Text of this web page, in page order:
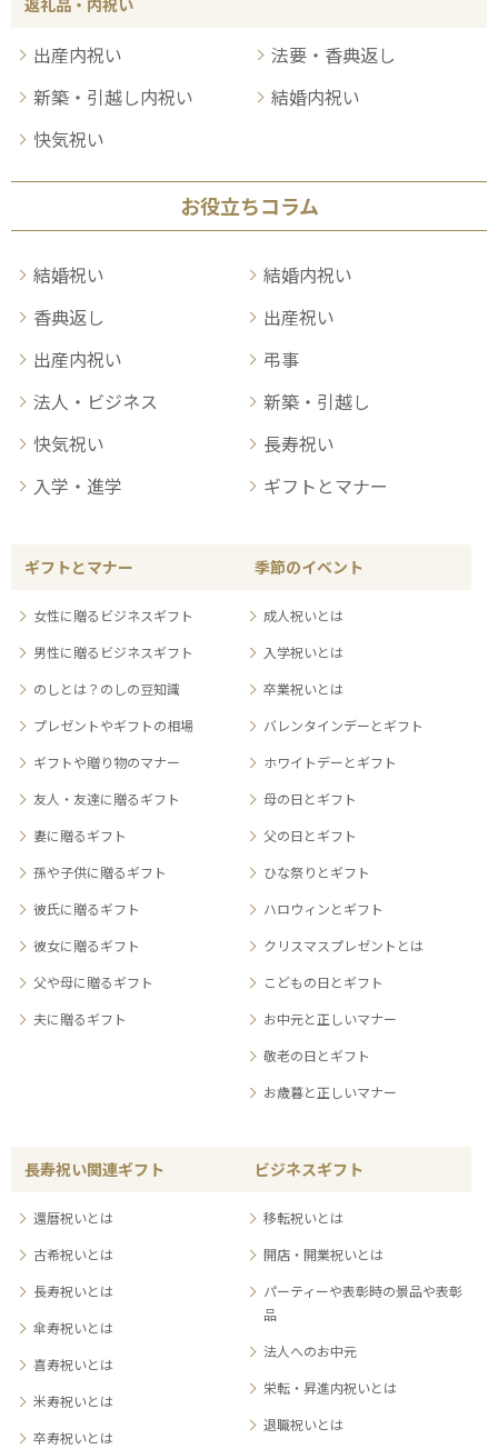
返礼品・内祝い
出産内祝い
法要・香典返し
新築・引越し内祝い
結婚内祝い
快気祝い
お役立ちコラム
結婚祝い
結婚内祝い
香典返し
出産祝い
出産内祝い
弔事
法人・ビジネス
新築・引越し
快気祝い
長寿祝い
入学・進学
ギフトとマナー
ギフトとマナー
女性に贈るビジネスギフト
男性に贈るビジネスギフト
のしとは？のしの豆知識
プレゼントやギフトの相場
ギフトや贈り物のマナー
友人・友達に贈るギフト
妻に贈るギフト
孫や子供に贈るギフト
彼氏に贈るギフト
彼女に贈るギフト
父や母に贈るギフト
夫に贈るギフト
季節のイベント
成人祝いとは
入学祝いとは
卒業祝いとは
バレンタインデーとギフト
ホワイトデーとギフト
母の日とギフト
父の日とギフト
ひな祭りとギフト
ハロウィンとギフト
クリスマスプレゼントとは
こどもの日とギフト
お中元と正しいマナー
敬老の日とギフト
お歳暮と正しいマナー
長寿祝い関連ギフト
還暦祝いとは
古希祝いとは
長寿祝いとは
傘寿祝いとは
喜寿祝いとは
米寿祝いとは
卒寿祝いとは
ビジネスギフト
移転祝いとは
開店・開業祝いとは
パーティーや表彰時の景品や表彰
品
法人へのお中元
栄転・昇進内祝いとは
退職祝いとは